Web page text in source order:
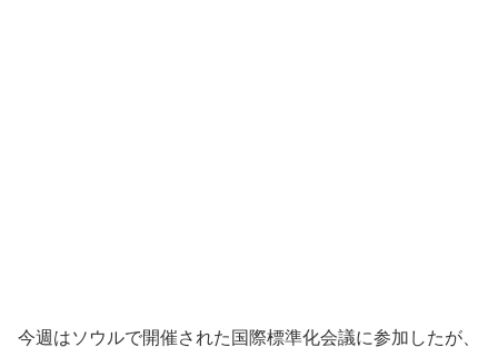
今週はソウルで開催された国際標準化会議に参加したが、